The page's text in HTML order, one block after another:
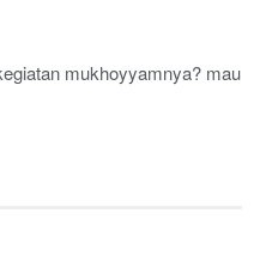
mukhoyyamnya? mau